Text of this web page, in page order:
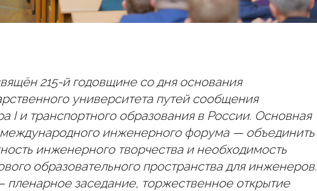
215-й годовщине со дня основания
университета путей сообщения
I и транспортного образования в России. Основная
международного инженерного форума — объединить
инженерного творчества и необходимость
образовательного пространства для инженеров.
заседание, торжественное открытие